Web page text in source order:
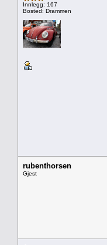
Innlegg: 167
Bosted: Drammen
rubenthorsen
Gjest